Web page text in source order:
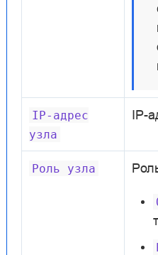
IP-адрес
узла
IP-
Роль узла